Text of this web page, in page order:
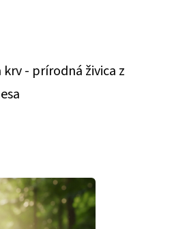
- prírodná živica z